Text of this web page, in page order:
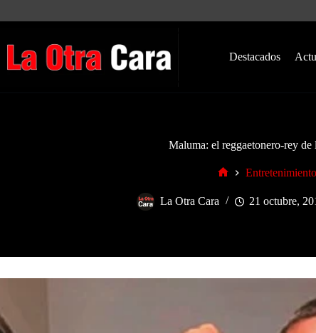
Destacados
Maluma: el reggaetonero-rey de
Entretenimiento
La Otra Cara 21 octubre,